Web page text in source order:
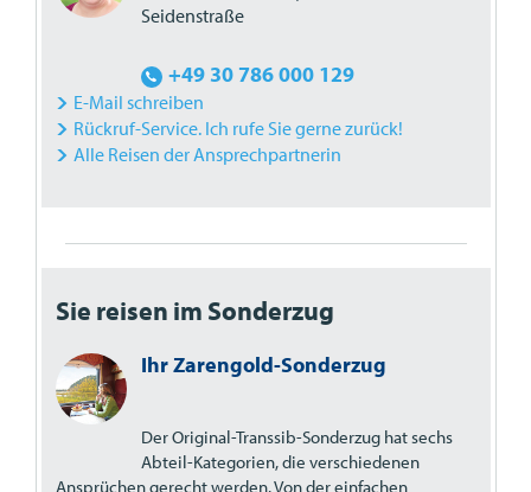
Seidenstraße
+49 30 786 000 129
E-Mail schreiben
Rückruf-Service. Ich rufe Sie gerne zurück!
Alle Reisen der Ansprechpartnerin
Sie reisen im Sonderzug
Ihr Zarengold-Sonderzug
Der Original-Transsib-Sonderzug hat sechs
Abteil-Kategorien, die verschiedenen
Ansprüchen gerecht werden. Von der einfachen